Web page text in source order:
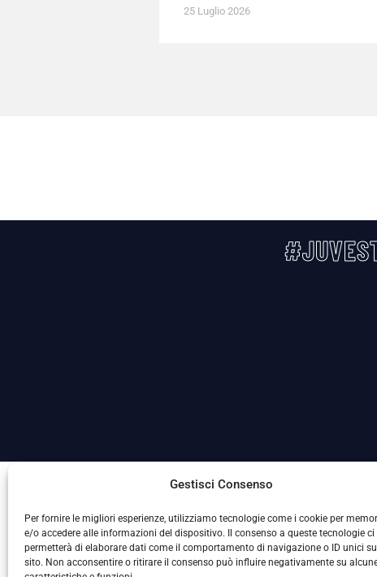
Gestisci Consenso
Per fornire le migliori esperienze, utilizziamo tecnologie come i cookie per
e/o accedere alle informazioni del dispositivo. Il consenso a queste tecnologie ci
permetterà di elaborare dati come il comportamento di navigazione o ID unici
sito. Non acconsentire o ritirare il consenso può influire negativamente su
25 Luglio 2026
La Società ha nominato il Responsabile della